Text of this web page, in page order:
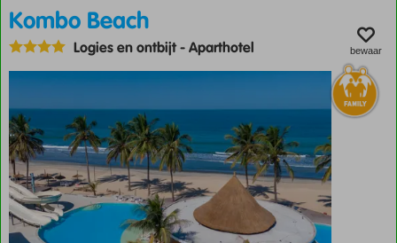
Entertainment,
kids clubs en
splash pool!
All
Kombo Beach
Logies en ontbijt-Aparthotel bewaar